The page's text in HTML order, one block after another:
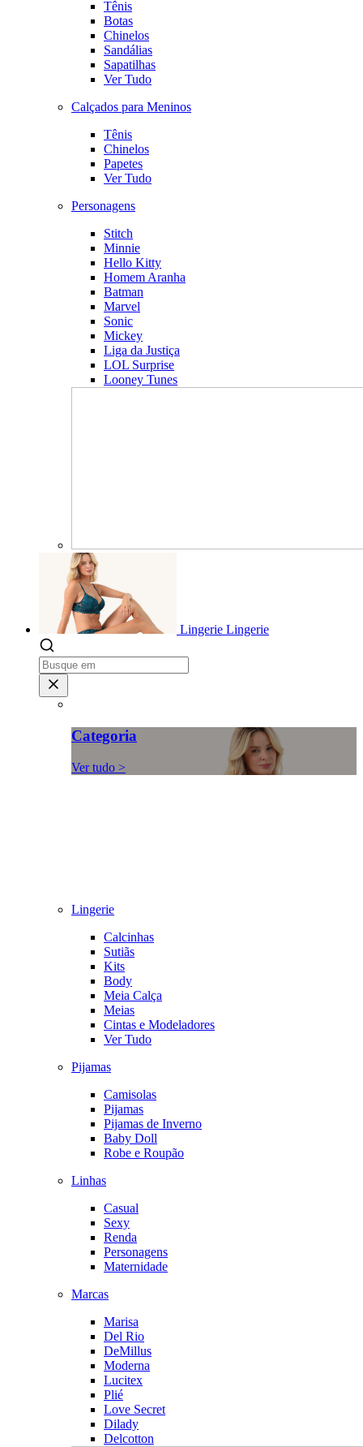
Tênis
Botas
Chinelos
Sandálias
Sapatilhas
Ver Tudo
Calçados para Meninos
Tênis
Chinelos
Papetes
Ver Tudo
Personagens
Stitch
Minnie
Hello Kitty
Homem Aranha
Batman
Marvel
Sonic
Mickey
Liga da Justiça
LOL Surprise
Looney Tunes
Lingerie Lingerie
Categoria
Ver tudo >
Lingerie
Calcinhas
Sutiãs
Kits
Body
Meia Calça
Meias
Cintas e Modeladores
Ver Tudo
Pijamas
Camisolas
Pijamas
Pijamas de Inverno
Baby Doll
Robe e Roupão
Linhas
Casual
Sexy
Renda
Personagens
Maternidade
Marcas
Marisa
Del Rio
DeMillus
Moderna
Lucitex
Plié
Love Secret
Dilady
Delcotton